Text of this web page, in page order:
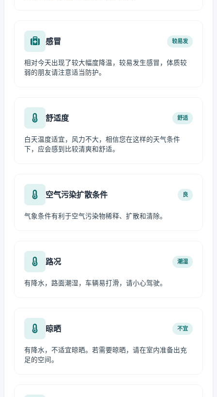
感冒 较易发
相对今天出现了较大幅度降温，较易发生感冒，体质较
弱的朋友请注意适当防护。
舒适度 舒适
白天温度适宜，风力不大，相信您在这样的天气条件
下，应会感到比较清爽和舒适。
空气污染扩散条件 良
气象条件有利于空气污染物稀释、扩散和清除。
路况 潮湿
有降水，路面潮湿，车辆易打滑，请小心驾驶。
晾晒 不宜
有降水，不适宜晾晒。若需要晾晒，请在室内准备出充
足的空间。